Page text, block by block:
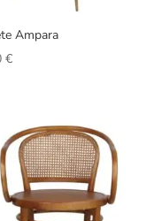
Ampara
€